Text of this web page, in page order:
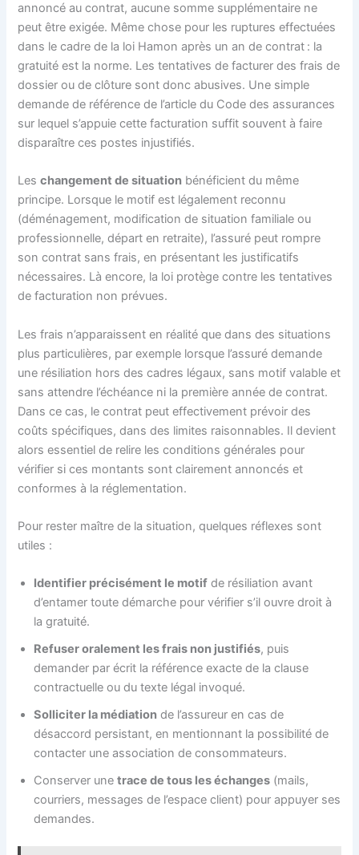
annoncé au contrat, aucune somme supplémentaire ne
peut être exigée. Même chose pour les ruptures effectuées
dans le cadre de la loi Hamon après un an de contrat : la
gratuité est la norme. Les tentatives de facturer des frais de
dossier ou de clôture sont donc abusives. Une simple
demande de référence de l’article du Code des assurances
sur lequel s’appuie cette facturation suffit souvent à faire
disparaître ces postes injustifiés.
Leschangement de situation bénéficient du même
principe. Lorsque le motif est légalement reconnu
(déménagement, modification de situation familiale ou
professionnelle, départ en retraite), l’assuré peut rompre
son contrat sans frais, en présentant les justificatifs
nécessaires. Là encore, la loi protège contre les tentatives
de facturation non prévues.
Les frais n’apparaissent en réalité que dans des situations
plus particulières, par exemple lorsque l’assuré demande
une résiliation hors des cadres légaux, sans motif valable et
sans attendre l’échéance ni la première année de contrat.
Dans ce cas, le contrat peut effectivement prévoir des
coûts spécifiques, dans des limites raisonnables. Il devient
alors essentiel de relire les conditions générales pour
vérifier si ces montants sont clairement annoncés et
conformes à la réglementation.
Pour rester maître de la situation, quelques réflexes sont
utiles :
Identifier précisément le motif de résiliation avant
d’entamer toute démarche pour vérifier s’il ouvre droit à
la gratuité.
Refuser oralement les frais non justifiés, puis
demander par écrit la référence exacte de la clause
contractuelle ou du texte légal invoqué.
Solliciter la médiation de l’assureur en cas de
désaccord persistant, en mentionnant la possibilité de
contacter une association de consommateurs.
Conserver unetrace de tous les échanges (mails,
courriers, messages de l’espace client) pour appuyer ses
demandes.